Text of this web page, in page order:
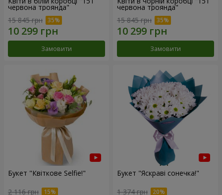
червона троянда"
15 845 грн
Замовити
червона троянда"
15 845 грн
Замовити
Букет "Квіткове Selfie!"
2 116 грн
Букет "Яскраві сонечка!"
1 374 грн